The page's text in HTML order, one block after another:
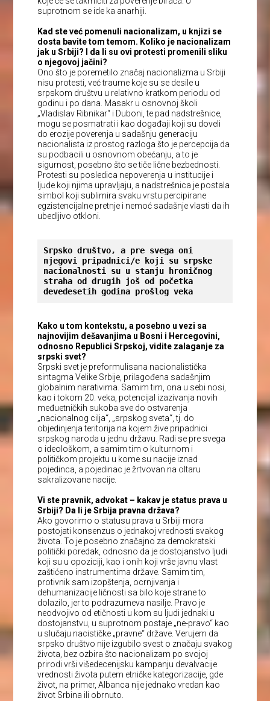
suprotnom se ide ka anarhiji.
Kad ste već pomenuli nacionalizam, u knjizi se
dosta bavite tom temom. Koliko je nacionalizam
jak u Srbiji? I da li su ovi protesti promenili sliku
o njegovoj jačini?
Ono što je poremetilo značaj nacionalizma u Srbiji
nisu protesti, već traume koje su se desile u
srpskom društvu u relativno kratkom periodu od
godinu i po dana. Masakr u osnovnoj školi
„Vladislav Ribnikar“ i Duboni, te pad nadstrešnice,
mogu se posmatrati i kao događaji koji su doveli
do erozije poverenja u sadašnju generaciju
nacionalista iz prostog razloga što je percepcija da
su podbacili u osnovnom obećanju, a to je
sigurnost, posebno što se tiče lične bezbednosti.
Protesti su posledica nepoverenja u institucije i
ljude koji njima upravljaju, a nadstrešnica je postala
simbol koji sublimira svaku vrstu percipirane
egzistencijalne pretnje i nemoć sadašnje vlasti da ih
ubedljivo otkloni.
Srpsko društvo, a pre svega oni
njegovi pripadnici/e koji su srpske
nacionalnosti su u stanju hroničnog
straha od drugih još od početka
devedesetih godina prošlog veka
Kako u tom kontekstu, a posebno u vezi sa
najnovijim dešavanjima u Bosni i Hercegovini,
odnosno Republici Srpskoj, vidite zalaganje za
srpski svet?
Srpski svet je preformulisana nacionalistička
sintagma Velike Srbije, prilagođena sadašnjim
globalnim narativima. Samim tim, ona u sebi nosi,
kao i tokom 20. veka, potencijal izazivanja novih
međuetničkih sukoba sve do ostvarenja
„nacionalnog cilja“, „srpskog sveta“, tj. do
objedinjenja teritorija na kojem žive pripadnici
srpskog naroda u jednu državu. Radi se pre svega
o ideološkom, a samim tim o kulturnom i
političkom projektu u kome su nacije iznad
pojedinca, a pojedinac je žrtvovan na oltaru
sakralizovane nacije.
Vi ste pravnik, advokat – kakav je status prava u
Srbiji? Da li je Srbija pravna država?
Ako govorimo o statusu prava u Srbiji mora
postojati konsenzus o jednakoj vrednosti svakog
života. To je posebno značajno za demokratski
politički poredak, odnosno da je dostojanstvo ljudi
koji su u opoziciji, kao i onih koji vrše javnu vlast
zaštićeno instrumentima države. Samim tim,
protivnik sam izopštenja, ocrnjivanja i
dehumanizacije ličnosti sa bilo koje strane to
dolazilo, jer to podrazumeva nasilje. Pravo je
neodvojivo od etičnosti u kom su ljudi jednaki u
dostojanstvu, u suprotnom postaje „ne-pravo“ kao
u slučaju nacističke „pravne“ države. Verujem da
srpsko društvo nije izgubilo svest o značaju svakog
života, bez ozbira što nacionalizam po svojoj
prirodi vrši višedecenijsku kampanju devalvacije
vrednosti života putem etničke kategorizacije, gde
život, na primer, Albanca nije jednako vredan kao
život Srbina ili obrnuto.